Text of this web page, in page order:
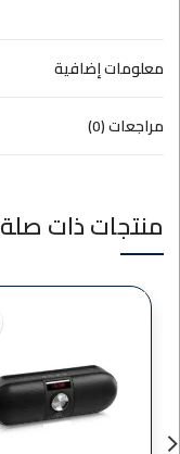
معلومات إضافية
مراجعات (0)
منتجات ذات صلة